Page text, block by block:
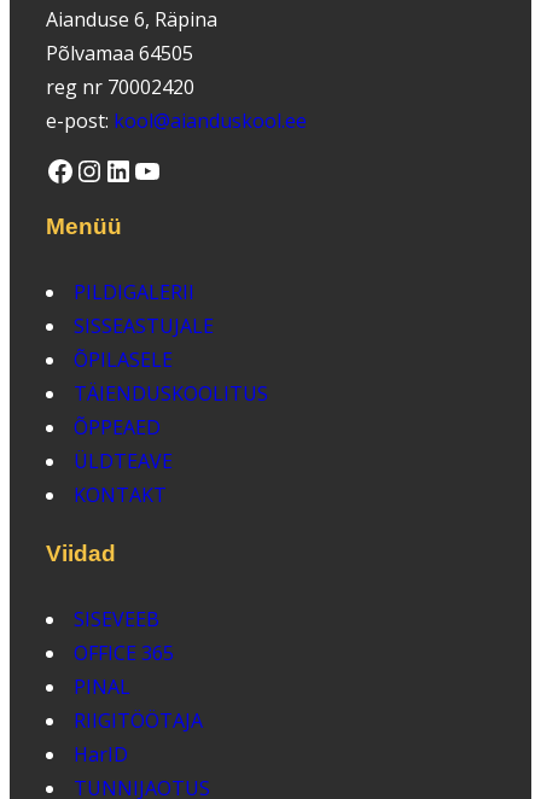
Aianduse 6, Räpina
Põlvamaa 64505
reg nr 70002420
e-post: kool@aianduskool.ee
Facebook InstagramLinkedIn YouTube
Menüü
PILDIGALERII
SISSEASTUJALE
ÕPILASELE
TÄIENDUSKOOLITUS
ÕPPEAED
ÜLDTEAVE
KONTAKT
Viidad
SISEVEEB
OFFICE 365
PINAL
RIIGITÖÖTAJA
HarID
TUNNIJAOTUS